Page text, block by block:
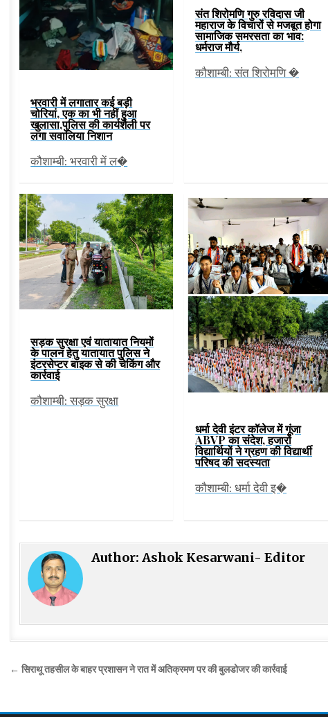
भरवारी में लगातार कई बड़ी
चोरियां, एक का भी नहीं हुआ
खुलासा,पुलिस की कार्यशैली पर
लगा सवालिया निशान
कौशाम्बी: भरवारी में ल�
संत शिरोमणि गुरु रविदास जी
महाराज के विचारों से मजबूत होगा
सामाजिक समरसता का भाव:
धर्मराज मौर्य,
कौशाम्बी: संत शिरोमणि �
सड़क सुरक्षा एवं यातायात नियमों
के पालन हेतु यातायात पुलिस ने
इंटरसेप्टर बाइक से की चेकिंग और
कार्रवाई
कौशाम्बी: सड़क सुरक्षा
धर्मा देवी इंटर कॉलेज में गूंजा
ABVP का संदेश, हजारों
विद्यार्थियों ने ग्रहण की विद्यार्थी
परिषद की सदस्यता
कौशाम्बी: धर्मा देवी इ�
Author:Ashok Kesarwani- Editor
Post
← सिराथू तहसील के बाहर प्रशासन ने रात में अतिक्रमण पर की बुलडोजर की कार्रवाई